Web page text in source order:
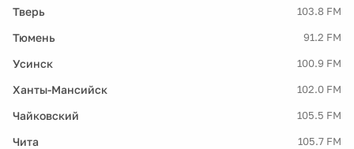
Тверь 103.8 FM
Тюмень 91.2 FM
Усинск 100.9 FM
Ханты-Мансийск 102.0 FM
Чайковский 105.5 FM
Чита 105.7 FM